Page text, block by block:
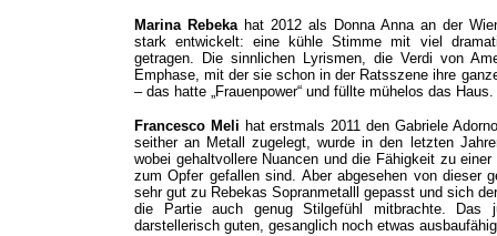
Marina Rebeka hat 2012 als Donna Anna an der
stark entwickelt: eine kühle Stimme mit viel
getragen. Die sinnlichen Lyrismen, die Verdi von
Emphase, mit der sie schon in der Ratsszene ihre
– das hatte „Frauenpower“ und füllte mühelos das Haus.
Francesco Meli hat erstmals 2011 den Gabriele
seither an Metall zugelegt, wurde in den letzten
wobei gehaltvollere Nuancen und die Fähigkeit zu
zum Opfer gefallen sind. Aber abgesehen von dieser
sehr gut zu Rebekas Sopranmetalll gepasst und sich
die Partie auch genug Stilgefühl mitbrachte. Das
darstellerisch guten, gesanglich noch etwas